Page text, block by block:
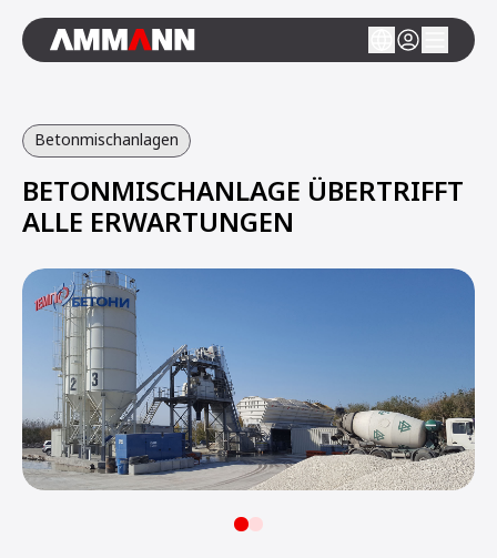
Betonmischanlagen
BETONMISCHANLAGE ÜBERTRIFFT
ALLE ERWARTUNGEN